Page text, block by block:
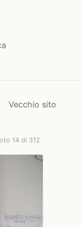
Vecchio sito
14 di 312